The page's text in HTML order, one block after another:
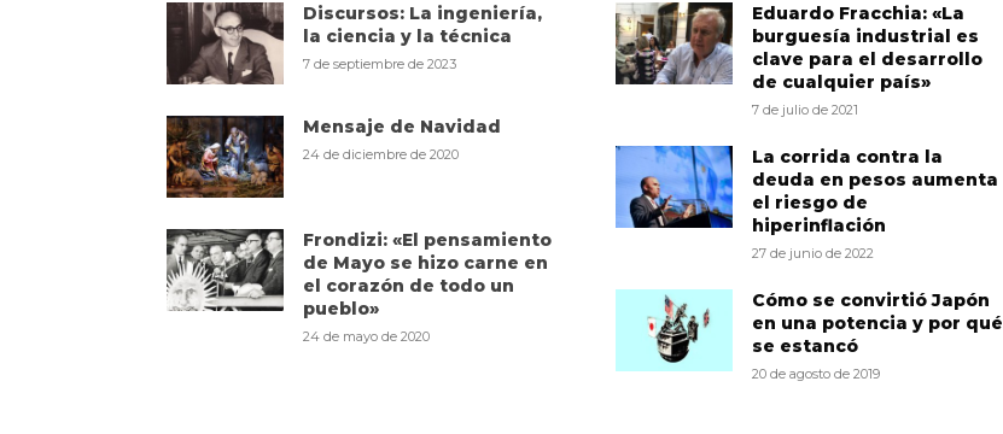
Discursos: La ingeniería,
la ciencia y la técnica
7 de septiembre de 2023
Mensaje de Navidad
24 de diciembre de 2020
Frondizi: «El pensamiento
de Mayo se hizo carne en
el corazón de todo un
pueblo»
24 de mayo de 2020
Eduardo Fracchia: «La
burguesía industrial es
clave para el desarrollo
de cualquier país»
7 de julio de 2021
La corrida contra la
deuda en pesos aumenta
el riesgo de
hiperinflación
27 de junio de 2022
Cómo se convirtió Japón
en una potencia y por qué
se estancó
20 de agosto de 2019